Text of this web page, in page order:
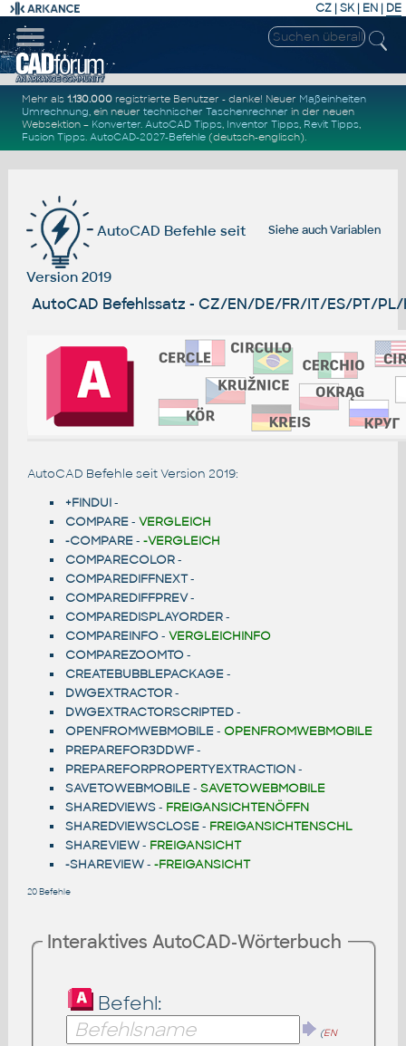
CZ | SK| EN | DE
Mehr als1.130.000 registrierte Benutzer - danke! Neuer Maßeinheiten
Umrechnung, ein neuertechnischer Taschenrechner in der neuen
Websektion – Konverter.AutoCAD Tipps, Inventor Tipps, Revit Tipps,
Fusion Tipps.AutoCAD-2027-Befehle (deutsch-englisch).
Siehe auchVariablen
AutoCAD Befehle seit
Version 2019
AutoCAD Befehlssatz - CZ/EN/DE/FR/IT/ES/PT/PL/
AutoCAD Befehle seit Version 2019:
+FINDUI-
COMPARE- VERGLEICH
-COMPARE- -VERGLEICH
COMPARECOLOR-
COMPAREDIFFNEXT-
COMPAREDIFFPREV-
COMPAREDISPLAYORDER-
COMPAREINFO- VERGLEICHINFO
COMPAREZOOMTO-
CREATEBUBBLEPACKAGE-
DWGEXTRACTOR-
DWGEXTRACTORSCRIPTED-
OPENFROMWEBMOBILE- OPENFROMWEBMOBILE
PREPAREFOR3DDWF-
PREPAREFORPROPERTYEXTRACTION-
SAVETOWEBMOBILE- SAVETOWEBMOBILE
SHAREDVIEWS- FREIGANSICHTENÖFFN
SHAREDVIEWSCLOSE- FREIGANSICHTENSCHL
SHAREVIEW- FREIGANSICHT
-SHAREVIEW- -FREIGANSICHT
20 Befehle
Interaktives AutoCAD-Wörterbuch
Befehl:
(EN